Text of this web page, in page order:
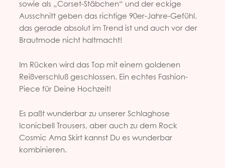
sowie als „Corset-Stäbchen“ und der eckige
Ausschnitt geben das richtige 90er-Jahre-Gefühl,
das gerade absolut im Trend ist und auch vor der
Brautmode nicht haltmacht!
Im Rücken wird das Top mit einem goldenen
Reißverschluß geschlossen. Ein echtes Fashion-
Piece für Deine Hochzeit!
Es paßt wunderbar zu unserer Schlaghose
Iconicbell Trousers, aber auch zu dem Rock
Cosmic Ama Skirt kannst Du es wunderbar
kombinieren.